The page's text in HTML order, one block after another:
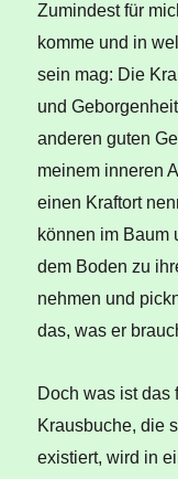
Zumindest für
komme und in
sein mag: Die
und
anderen guten
meinem inneren
einen Kraftort
können im Baum
dem Boden zu
nehmen und
das, was er
Doch was ist das
Krausbuche, die
existiert, wird in